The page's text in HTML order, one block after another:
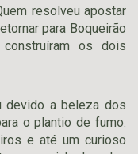
resolveu apostar
para Boqueirão
os dois
devido a beleza dos
o plantio de fumo.
e até um curioso